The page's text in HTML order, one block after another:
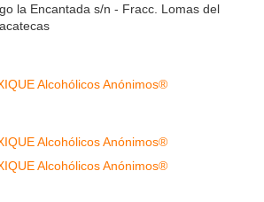
la Encantada s/n - Fracc. Lomas del